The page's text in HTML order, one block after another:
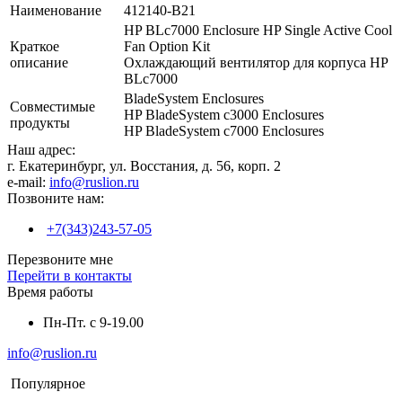
Наименование
412140-B21
Краткое
описание
HP BLc7000 Enclosure HP Single Active Cool
Fan Option Kit
Охлаждающий вентилятор для корпуса HP
BLc7000
Совместимые
продукты
BladeSystem Enclosures
HP BladeSystem c3000 Enclosures
HP BladeSystem c7000 Enclosures
Наш адрес:
г. Екатеринбург, ул. Восстания, д. 56, корп. 2
e-mail: info@ruslion.ru
Позвоните нам:
+7(343)243-57-05
Перезвоните мне
Перейти в контакты
Время работы
Пн-Пт. с 9-19.00
info@ruslion.ru
Популярное